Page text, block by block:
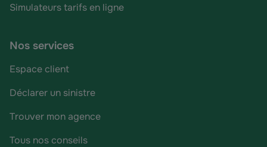
Simulateurs tarifs en ligne
Nos services
Espace client
Déclarer un sinistre
Trouver mon agence
Tous nos conseils